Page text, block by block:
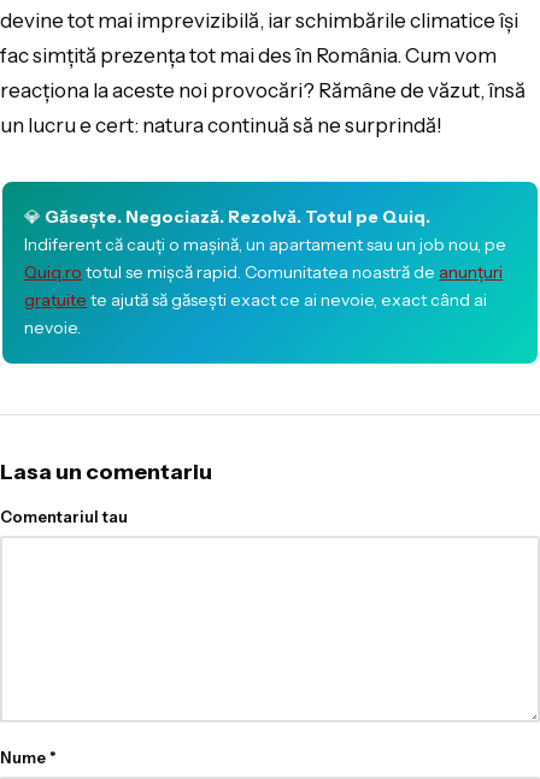
devine tot mai imprevizibilă, iar schimbările climatice își
fac simțită prezența tot mai des în România. Cum vom
reacționa la aceste noi provocări? Rămâne de văzut, însă
un lucru e cert: natura continuă să ne surprindă!
💎 Găsește. Negociază. Rezolvă. Totul pe Quiq.
Indiferent că cauți o mașină, un apartament sau un job nou, pe
Quiq.ro totul se mișcă rapid. Comunitatea noastră de anunțuri
gratuite te ajută să găsești exact ce ai nevoie, exact când ai
nevoie.
Lasa un comentariu
Comentariul tau
Nume*